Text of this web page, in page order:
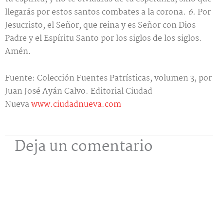
llegarás por estos santos combates a la corona. 6. Por
Jesucristo, el Señor, que reina y es Señor con Dios
Padre y el Espíritu Santo por los siglos de los siglos.
Amén.
Fuente: Colección Fuentes Patrísticas, volumen 3, por
Juan José Ayán Calvo. Editorial Ciudad
Nuevawww.ciudadnueva.com
Deja un comentario